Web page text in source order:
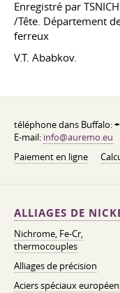
Enregistré par
/Tête. Département
ferreux
V.T. Ababkov.
téléphone dans Buffalo:
E-mail: info@auremo.eu
Paiement en ligne
ALLIAGES DE
Nichrome, Fe-Cr,
thermocouples
Alliages de précision
Aciers spéciaux